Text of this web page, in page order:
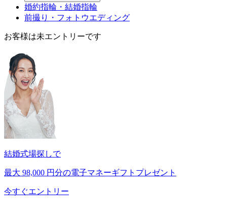
婚約指輪・結婚指輪
前撮り・フォトウエディング
お客様は未エントリーです
結婚式場探しで
最大 98,000 円分の電子マネーギフトプレゼント
今すぐエントリー